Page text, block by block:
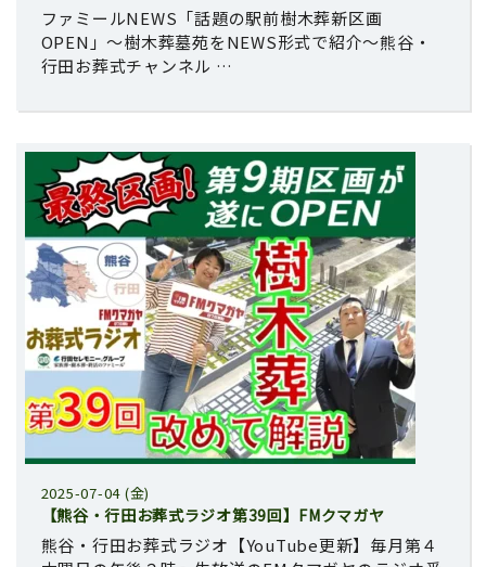
ファミールNEWS「話題の駅前樹木葬新区画
OPEN」～樹木葬墓苑をNEWS形式で紹介～熊谷・
行田お葬式チャンネル …
2025-07-04 (金)
【熊谷・行田お葬式ラジオ第39回】FMクマガヤ
熊谷・行田お葬式ラジオ【YouTube更新】毎月第４